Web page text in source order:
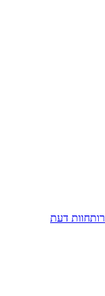
חוות דעת